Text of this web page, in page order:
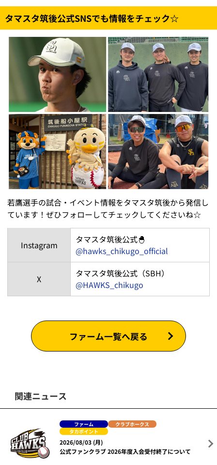
タマスタ筑後公式SNSでも情報をチェック☆
若鷹選手の試合・イベント情報をタマスタ筑後から発信し
ています！ぜひフォローしてチェックしてくださいね☆
Instagram
タマスタ筑後公式🐣
@hawks_chikugo_official
X
タマスタ筑後公式（SBH）
@HAWKS_chikugo
ファーム一覧へ戻る
関連ニュース
ファーム
クラブホークス
タカポイント
2026/08/03 (月)
公式ファンクラブ 2026年度入会受付終了について